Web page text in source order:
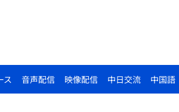
ス 音声配信 映像配信 中日交流 中国語